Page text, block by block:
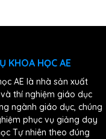
KHOA HỌC AE
AE là nhà sản xuất
thí nghiệm giáo dục
ngành giáo dục, chúng
phục vụ giảng dạy
Tự nhiên theo đúng